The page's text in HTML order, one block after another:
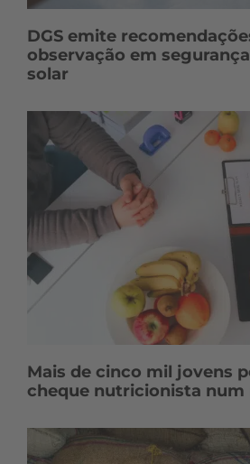
DGS emite
observação em
solar
Mais de cinco mil jovens
cheque nutricionista num